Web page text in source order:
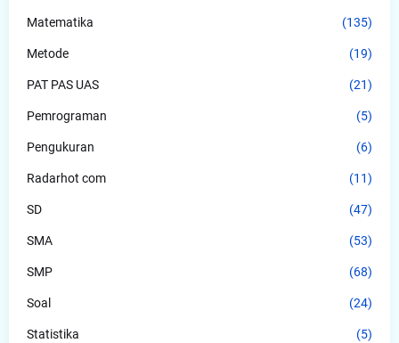
Matematika (135)
Metode (19)
PAT PAS UAS (21)
Pemrograman (5)
Pengukuran (6)
Radarhot com (11)
SD (47)
SMA (53)
SMP (68)
Soal (24)
Statistika (5)